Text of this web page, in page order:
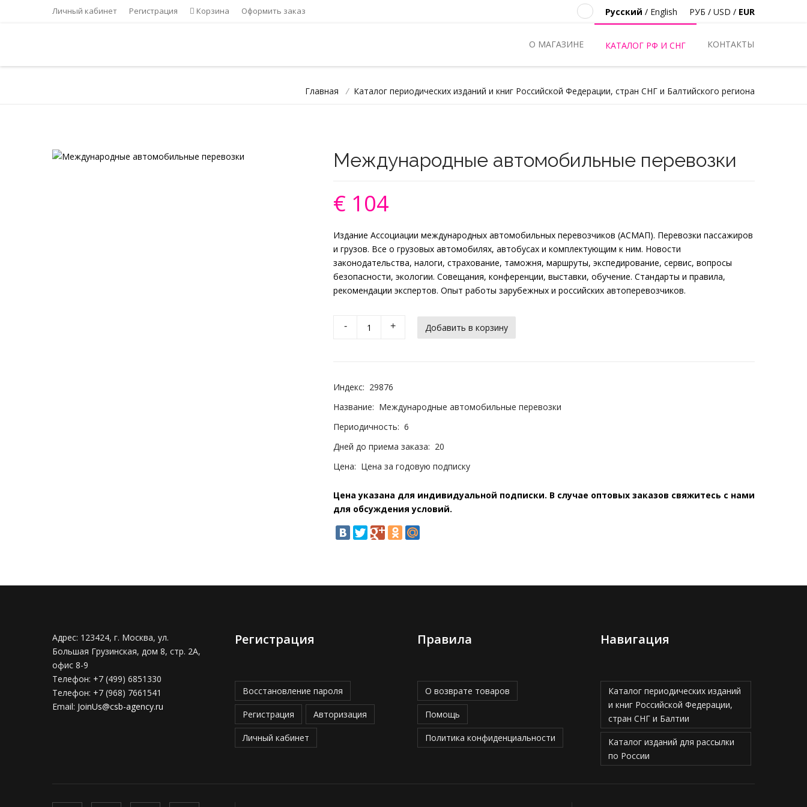
Личный кабинет Регистрация Корзина Оформить заказ РУБ / USD / EUR
Русский / English
О МАГАЗИНЕ КАТАЛОГ РФ И СНГ КОНТАКТЫ
Главная / Каталог периодических изданий и книг Российской Федерации, стран СНГ и Балтийского региона
Международные автомобильные перевозки
€ 104
Издание Ассоциации международных автомобильных перевозчиков (АСМАП). Перевозки пассажиров
и грузов. Все о грузовых автомобилях, автобусах и комплектующим к ним. Новости
законодательства, налоги, страхование, таможня, маршруты, экспедирование, сервис, вопросы
безопасности, экологии. Совещания, конференции, выставки, обучение. Стандарты и правила,
рекомендации экспертов. Опыт работы зарубежных и российских автоперевозчиков.
- +
Индекс: 29876
Название: Международные автомобильные перевозки
Периодичность: 6
Дней до приема заказа: 20
Цена: Цена за годовую подписку
Цена указана для индивидуальной подписки. В случае оптовых заказов свяжитесь с нами
для обсуждения условий.
Адрес: 123424, г. Москва, ул.
Большая Грузинская, дом 8, стр. 2А,
офис 8-9
Телефон: +7 (499) 6851330
Телефон: +7 (968) 7661541
Email: JoinUs@csb-agency.ru
Регистрация
Восстановление пароля
Регистрация Авторизация
Личный кабинет
Правила
О возврате товаров
Помощь
Политика конфиденциальности
Навигация
Каталог периодических изданий
и книг Российской Федерации,
стран СНГ и Балтии
Каталог изданий для рассылки
по России